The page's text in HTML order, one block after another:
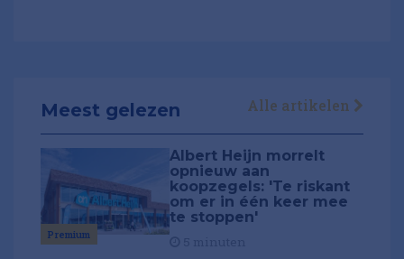
Meest gelezen Alle artikelen
Premium
Albert Heijn morrelt
opnieuw aan
koopzegels: 'Te riskant
om er in één keer mee
te stoppen'